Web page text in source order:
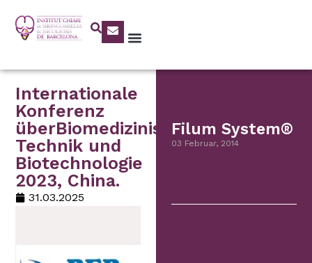
Internationale
Konferenz
überBiomedizinische
Technik und
Biotechnologie
2023, China.
31.03.2025
Filum System®
03 Februar, 2014